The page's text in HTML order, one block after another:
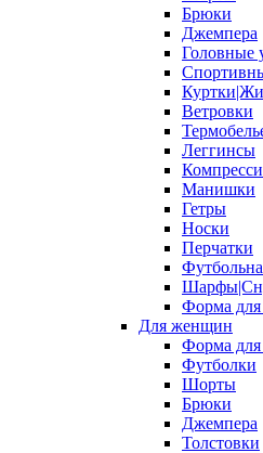
Брюки
Джемпера
Головные
Ветровки
Леггинсы
Манишки
Гетры
Носки
Перчатки
Форма для
Для женщин
Форма для
Футболки
Шорты
Брюки
Джемпера
Толстовки